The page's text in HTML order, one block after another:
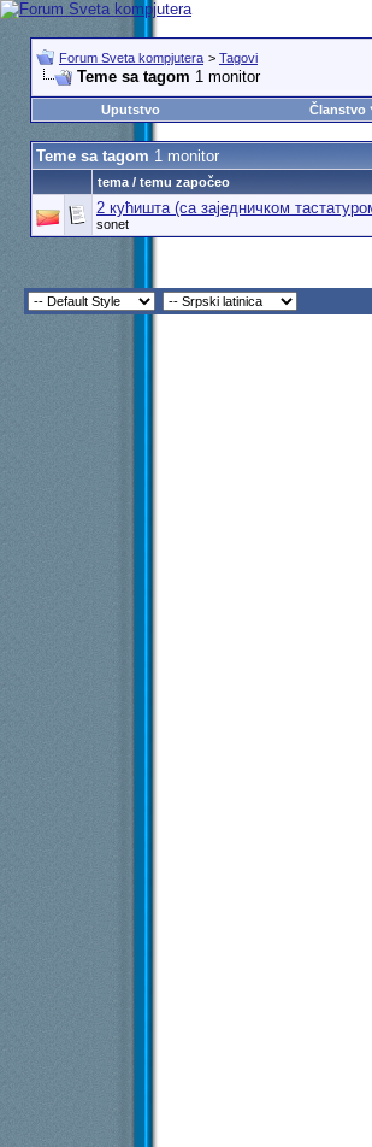
Forum Sveta kompjutera > Tagovi
Teme sa tagom 1 monitor
Uputstvo Članstvo
Teme sa tagom 1 monitor
tema / temu započeo
2 кућишта (са заједничком
sonet